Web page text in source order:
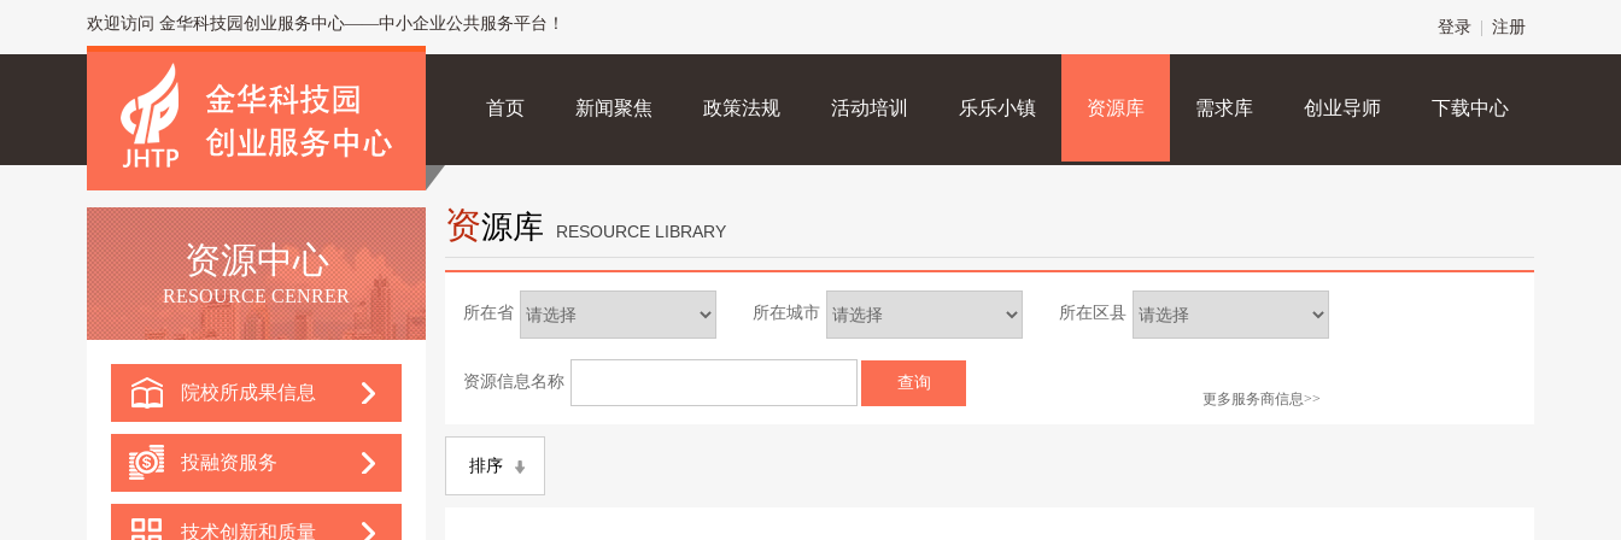
欢迎访问 金华科技园创业服务中心——中小企业公共服务平台！ 登录 注册
首页 新闻聚焦 政策法规 活动培训 乐乐小镇 资源库 需求库 创业导师 下载中心
资源中心
RESOURCE CENRER
院校所成果信息
投融资服务
技术创新和质量
资源库 RESOURCE LIBRARY
所在省 所在城市 所在区县
资源信息名称
更多服务商信息>>
排序